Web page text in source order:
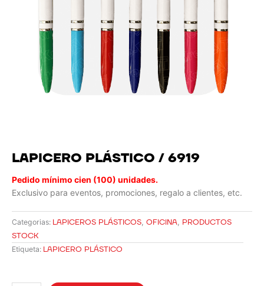
LAPICERO PLÁSTICO / 6919
Pedido mínimo cien (100) unidades.
Exclusivo para eventos, promociones, regalo a clientes, etc.
Categorias: LAPICEROS PLÁSTICOS, OFICINA, PRODUCTOS
STOCK
Etiqueta: LAPICERO PLÁSTICO